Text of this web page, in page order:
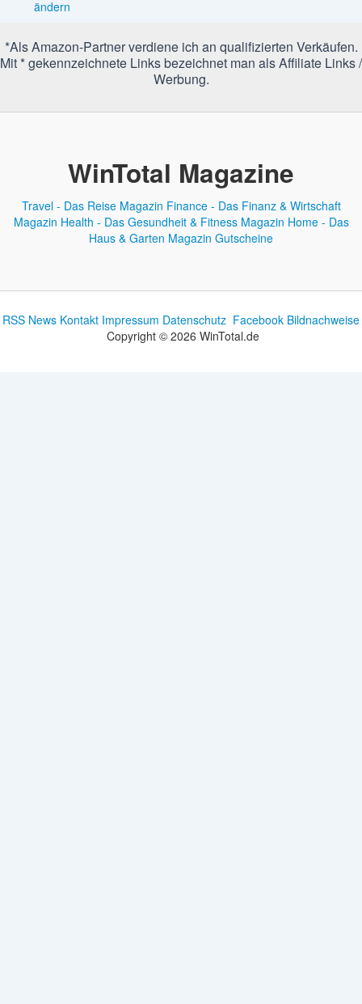
ändern
*Als Amazon-Partner verdiene ich an qualifizierten Verkäufen.
Mit * gekennzeichnete Links bezeichnet man als Affiliate Links /
Werbung.
WinTotal Magazine
Travel - Das Reise Magazin Finance - Das Finanz & Wirtschaft
Magazin Health - Das Gesundheit & Fitness Magazin Home - Das
Haus & Garten Magazin Gutscheine
RSS News Kontakt Impressum Datenschutz Facebook Bildnachweise
Copyright © 2026 WinTotal.de